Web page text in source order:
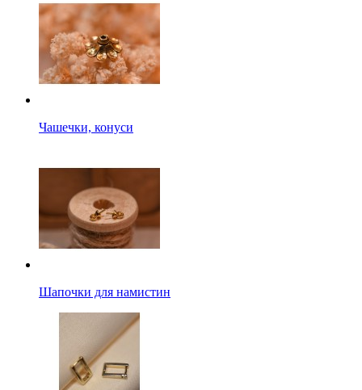
Чашечки, конуси
Шапочки для намистин